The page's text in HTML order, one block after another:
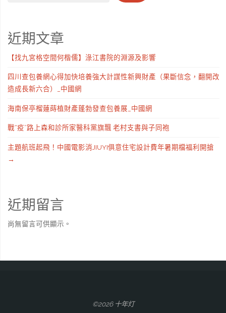
近期文章
【找九宮格空間何楷儒】淥江書院的淵源及影響
四川查包養網心得加快培養強大計謀性新興財產（果斷信念，翻開改
造成長新六合）_中國網
海南保亭榴蓮蒔植財產蓬勃發查包養展_中國網
戰“疫”路上森和診所家醫科黨旗飄 老村支書與子同袍
主題航班起飛！中國電影消JIUYI俱意住宅設計費年暑期檔福利開搶
→
近期留言
尚無留言可供顯示。
©2026 十年灯